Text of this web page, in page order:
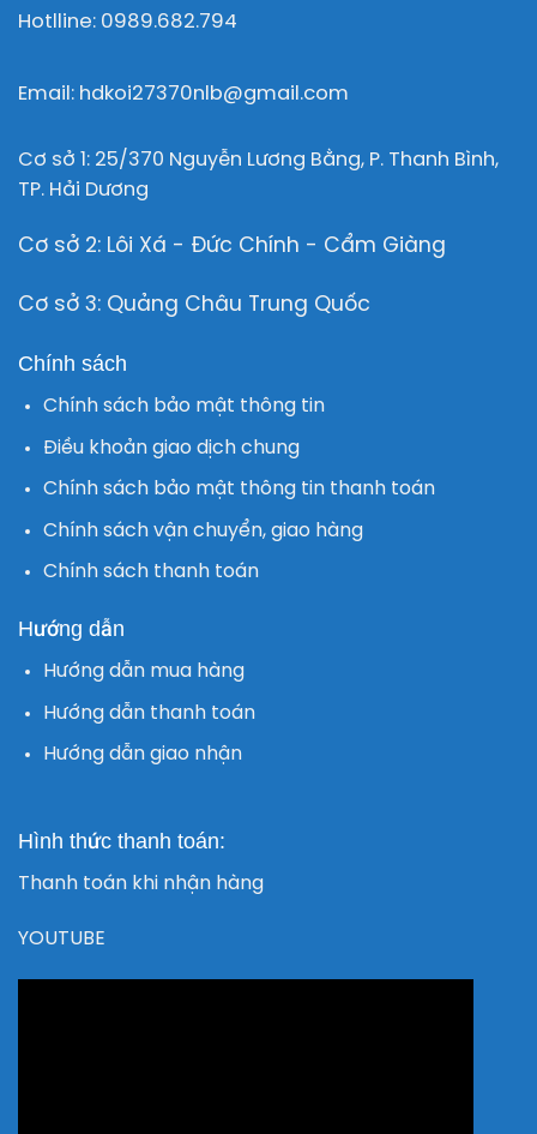
Hotlline: 0989.682.794
Email: hdkoi27370nlb@gmail.com
Cơ sở 1: 25/370 Nguyễn Lương Bằng, P. Thanh Bình,
TP. Hải Dương
Cơ sở 2: Lôi Xá - Đức Chính - Cẩm Giàng
Cơ sở 3: Quảng Châu Trung Quốc
Chính sách
Chính sách bảo mật thông tin
Điều khoản giao dịch chung
Chính sách bảo mật thông tin thanh toán
Chính sách vận chuyển, giao hàng
Chính sách thanh toán
Hướng dẫn
Hướng dẫn mua hàng
Hướng dẫn thanh toán
Hướng dẫn giao nhận
Hình thức thanh toán:
Thanh toán khi nhận hàng
YOUTUBE